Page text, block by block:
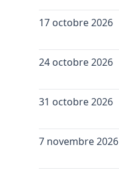
+
17 octobre 2026
+
24 octobre 2026
+
31 octobre 2026
+
7 novembre 2026